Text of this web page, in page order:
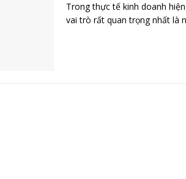
Trong thực tế kinh doanh
vai trò rất quan trọng nhất là